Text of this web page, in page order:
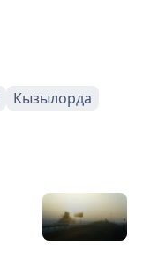
Кызылорда